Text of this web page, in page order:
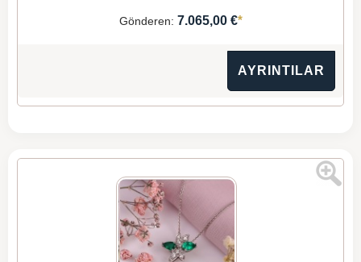
Gönderen: 7.065,00 €*
AYRINTILAR